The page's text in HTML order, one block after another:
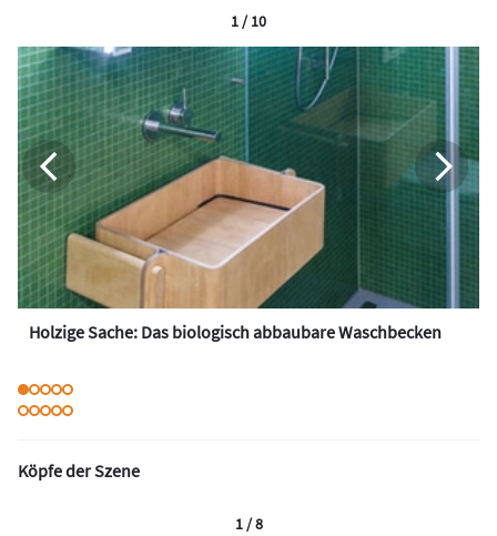
Holzige Sache: Das biologisch abbaubare Waschbecken
1 / 10
Köpfe der Szene
1 / 8